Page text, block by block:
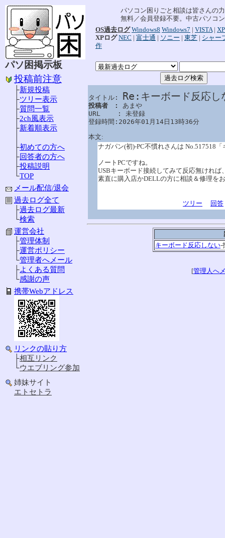
パソ困掲示板
投稿前注意
├新規投稿
├ツリー表示
├質問一覧
├2ch風表示
├新着順表示
├初めての方へ
├回答者の方へ
├投稿説明
└TOP
メール配信/退会
過去ログ全て
├過去ログ最新
└検索
運営会社
├管理体制
├運営ポリシー
└管理者へメール
├よくある質問
└感謝の声
携帯Webアドレス
リンクの貼り方
├相互リンク
└ウエブリング参加
姉妹サイト
エトセトラ
パソコン困りごと相談は皆さんの
無料／会員登録不要。中古パソコ
OS過去ログ Windows8 Windows7 | VISTA| XP
XPログ NEC | 富士通 | ソニー | 東芝 | シャー
作
タイトル: Re:キーボード反応し
投稿者　: あまや
URL　　 : 未登録
登録時間:2026年01月14日13時36分
本文:
ナガパン(初)-PC不慣れさんは No.517518
ノートPCですね。
USBキーボード接続してみて反応無ければ
素直に購入店かDELLの方に相談＆修理を
ツリー 回答
キーボード反応しない-
[管理人へ